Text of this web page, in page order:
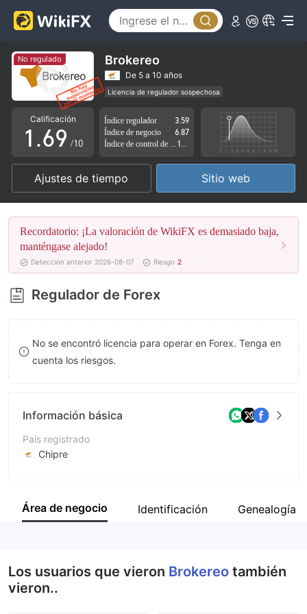
No regulado Brokereo
De 5 a 10 años
Licencia de regulador sospechosa
Zona de negocio sospechoso
Riesgo potencial alto
Calificación
0
1
2
3
4
5
6
7
8
9
.
2
3
4
5
6
7
8
9
5
6
7
8
9 /10
Índice regulador
3.59
Índice de negocio
6.87
Ajustes de tiempo Sitio web
Recordatorio: ¡La valoración de WikiFX es demasiado baja,
manténgase alejado!
Detección anterior 2026-08-07 Riesgo 2
Regulador de Forex
No se encontró licencia para operar en Forex. Tenga en
cuenta los riesgos.
Información básica
País registrado
Chipre
Empresa
Área de negocio Identificación Genealogía
Los usuarios que vieron Brokereo también
vieron..